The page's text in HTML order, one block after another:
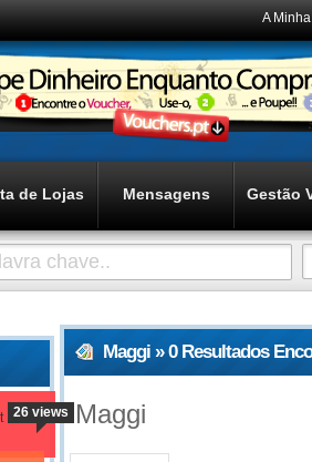
A
de Lojas Mensagens Gestão
26 views
Maggi » 0 Resultados
Maggi